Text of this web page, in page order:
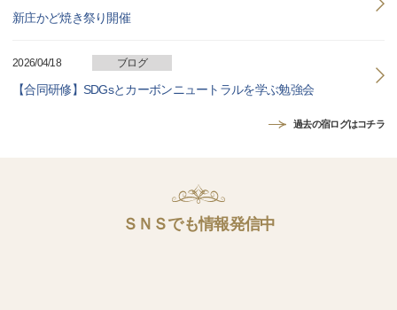
新庄かど焼き祭り開催
2026/04/18 ブログ
【合同研修】SDGsとカーボンニュートラルを学ぶ勉強会
過去の宿ログはコチラ
ＳＮＳでも情報発信中